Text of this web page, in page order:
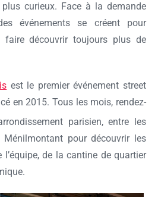
curieux. Face à la demande
événements se créent pour
faire découvrir toujours plus de
est le premier événement street
en 2015. Tous les mois, rendez-
parisien, entre les
pour découvrir les
de la cantine de quartier